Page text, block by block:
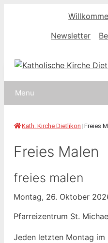
Newsletter
Menu
Kath. Kirche Dietlikon | Freies
Freies Malen
freies malen
Montag, 26. Oktober
Pfarreizentrum St.
Jeden letzten Montag im